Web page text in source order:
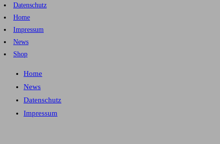
Datenschutz
Home
Impressum
News
Shop
Home
News
Datenschutz
Impressum